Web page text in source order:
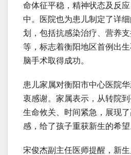
命体征平稳，精神状态及反
中。医院也为患儿制定了详
划，包括抗感染治疗、营养
等，标志着衡阳地区首例出
脑手术取得成功。
患儿家属对衡阳市中心医院
衷感谢。家属表示，从转院
生命攸关、时间紧急，展现
感，给了孩子重获新生的希望
宋俊杰副主任医师提醒，新